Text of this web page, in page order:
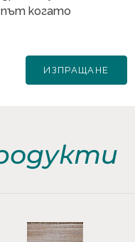
път когато